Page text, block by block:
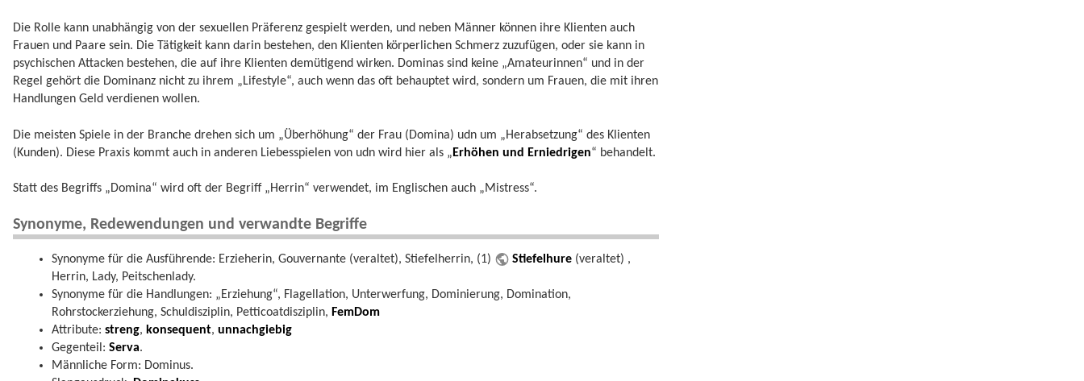
Die Rolle kann unabhängig von der sexuellen Präferenz gespielt werden, und neben Männer können ihre Klienten auch
Frauen und Paare sein. Die Tätigkeit kann darin bestehen, den Klienten körperlichen Schmerz zuzufügen, oder sie kann in
psychischen Attacken bestehen, die auf ihre Klienten demütigend wirken. Dominas sind keine „Amateurinnen“ und in der
Regel gehört die Dominanz nicht zu ihrem „Lifestyle“, auch wenn das oft behauptet wird, sondern um Frauen, die mit ihren
Handlungen Geld verdienen wollen.
Die meisten Spiele in der Branche drehen sich um „Überhöhung“ der Frau (Domina) udn um „Herabsetzung“ des Klienten
(Kunden). Diese Praxis kommt auch in anderen Liebesspielen von udn wird hier als „ Erhöhen und Erniedrigen“ behandelt.
Statt des Begriffs „Domina“ wird oft der Begriff „Herrin“ verwendet, im Englischen auch „Mistress“.
Synonyme, Redewendungen und verwandte Begriffe
Synonyme für die Ausführende: Erzieherin, Gouvernante (veraltet), Stiefelherrin, (1) Stiefelhure (veraltet) ,
Herrin, Lady, Peitschenlady.
Synonyme für die Handlungen: „Erziehung“, Flagellation, Unterwerfung, Dominierung, Domination,
Rohrstockerziehung, Schuldisziplin, Petticoatdisziplin, FemDom
Attribute: streng, konsequent, unnachgiebig
Gegenteil: Serva.
Männliche Form: Dominus.